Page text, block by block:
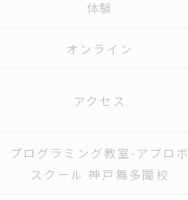
体験
オンライン
アクセス
プログラミング教室-アプロボ
スクール 神戸舞多聞校